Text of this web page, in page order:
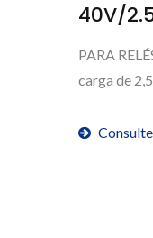
40V/
PARA
carga de